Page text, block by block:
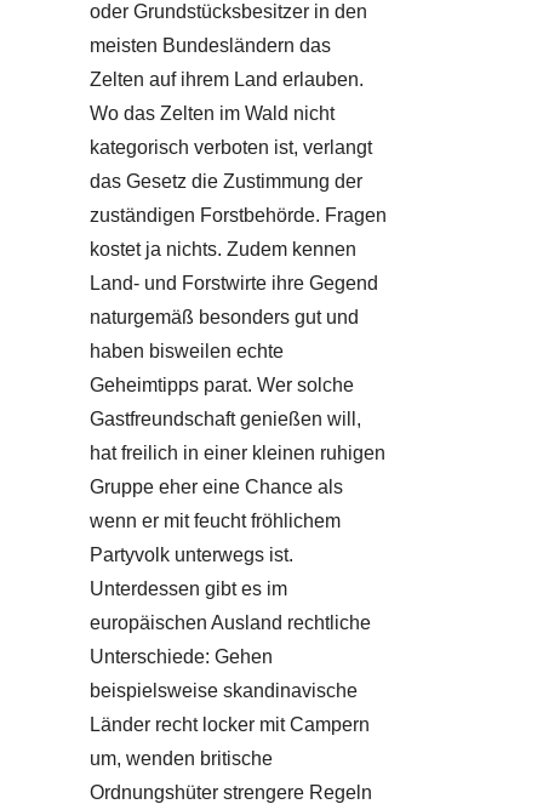
oder Grundstücksbesitzer in den
meisten Bundesländern das
Zelten auf ihrem Land erlauben.
Wo das Zelten im Wald nicht
kategorisch verboten ist, verlangt
das Gesetz die Zustimmung der
zuständigen Forstbehörde. Fragen
kostet ja nichts. Zudem kennen
Land- und Forstwirte ihre Gegend
naturgemäß besonders gut und
haben bisweilen echte
Geheimtipps parat. Wer solche
Gastfreundschaft genießen will,
hat freilich in einer kleinen ruhigen
Gruppe eher eine Chance als
wenn er mit feucht fröhlichem
Partyvolk unterwegs ist.
Unterdessen gibt es im
europäischen Ausland rechtliche
Unterschiede: Gehen
beispielsweise skandinavische
Länder recht locker mit Campern
um, wenden britische
Ordnungshüter strengere Regeln